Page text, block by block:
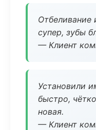
Отбеливание
супер, зубы
— Клиент
Установили
быстро,
новая.
— Клиент